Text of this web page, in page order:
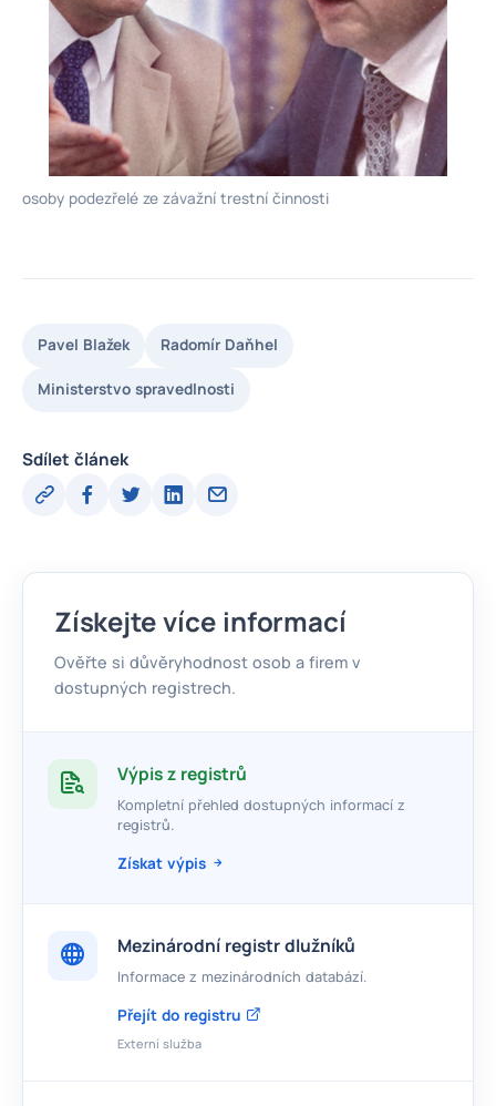
osoby podezřelé ze závažní trestní činnosti
Pavel Blažek Radomír Daňhel
Ministerstvo spravedlnosti
Sdílet článek
Získejte více informací
Ověřte si důvěryhodnost osob a firem v
dostupných registrech.
Výpis z registrů
Kompletní přehled dostupných informací z
registrů.
Získat výpis
Mezinárodní registr dlužníků
Informace z mezinárodních databází.
Přejít do registru
Externí služba